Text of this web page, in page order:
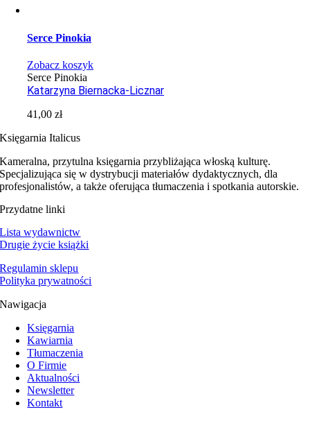
Serce Pinokia
Zobacz koszyk
Serce Pinokia
Katarzyna Biernacka-Licznar
41,00zł
Księgarnia Italicus
Kameralna, przytulna księgarnia przybliżająca włoską kulturę.
Specjalizująca się w dystrybucji materiałów dydaktycznych, dla
profesjonalistów, a także oferująca tłumaczenia i spotkania autorskie.
Przydatne linki
Lista wydawnictw
Drugie życie książki
Regulamin sklepu
Polityka prywatności
Nawigacja
Księgarnia
Kawiarnia
Tłumaczenia
O Firmie
Aktualności
Newsletter
Kontakt